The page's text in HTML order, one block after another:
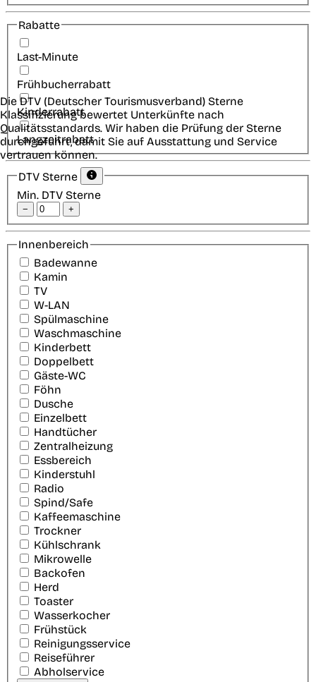
Rabatte
Last-Minute
Frühbucherrabatt
Kinderrabatt
Langzeitrabatt
DTV Sterne
Min. DTV Sterne
− +
Die DTV (Deutscher Tourismusverband) Sterne
Klassifizierung bewertet Unterkünfte nach
Qualitätsstandards. Wir haben die Prüfung der Sterne
durchgeführt, damit Sie auf Ausstattung und Service
vertrauen können.
Innenbereich
Badewanne
Kamin
TV
W-LAN
Spülmaschine
Waschmaschine
Kinderbett
Doppelbett
Gäste-WC
Föhn
Dusche
Einzelbett
Handtücher
Zentralheizung
Essbereich
Kinderstuhl
Radio
Spind/Safe
Kaffeemaschine
Trockner
Kühlschrank
Mikrowelle
Backofen
Herd
Toaster
Wasserkocher
Frühstück
Reinigungsservice
Reiseführer
Abholservice